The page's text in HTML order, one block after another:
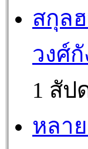
สกุล
วงศ์
1 สัป
หลา